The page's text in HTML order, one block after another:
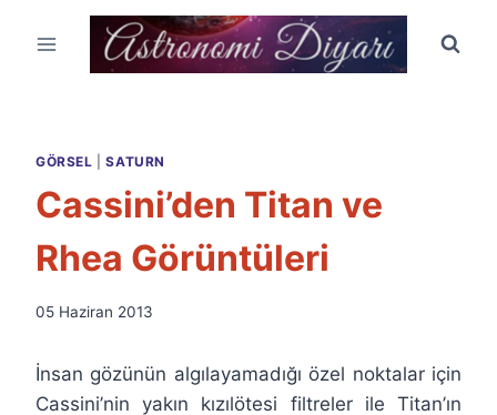
GÖRSEL |SATURN
Cassini’den Titan ve
Rhea Görüntüleri
By
Özyar
05 Haziran 2013
İnsan gözünün algılayamadığı özel noktalar için
Cassini’nin yakın kızılötesi filtreler ile Titan’ın